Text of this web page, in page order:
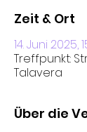
Zeit & Ort
14. Juni 2025,
Treffpunkt:
Talavera
Über die